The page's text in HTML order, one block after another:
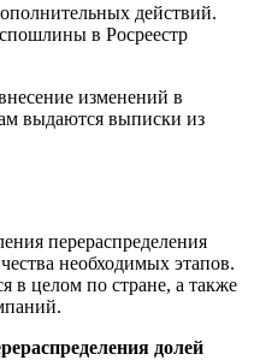
действий.
в Росреестр
изменений в
выдаются выписки из
перераспределения
необходимых этапов.
в целом по стране, а также
долей